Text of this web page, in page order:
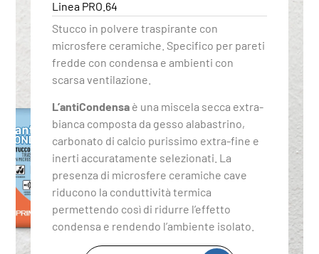
Linea PRO.64
Stucco in polvere traspirante con
microsfere ceramiche. Specifico per pareti
fredde con condensa e ambienti con
scarsa ventilazione.
L’antiCondensaè una miscela secca extra-
bianca composta da gesso alabastrino,
carbonato di calcio purissimo extra-fine e
inerti accuratamente selezionati. La
presenza di microsfere ceramiche cave
riducono la conduttività termica
permettendo così di ridurre l’effetto
condensa e rendendo l’ambiente isolato.